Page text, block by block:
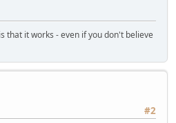
that it works - even if you don't believe
#2